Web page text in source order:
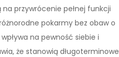
przywrócenie pełnej funkcji
pokarmy bez obaw o
na pewność siebie i
że stanowią długoterminowe